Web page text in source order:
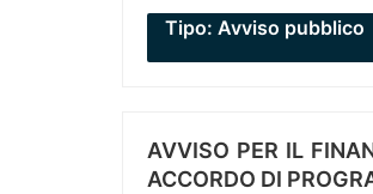
Tipo: Avviso pubblico
AVVISO PER IL
ACCORDO DI